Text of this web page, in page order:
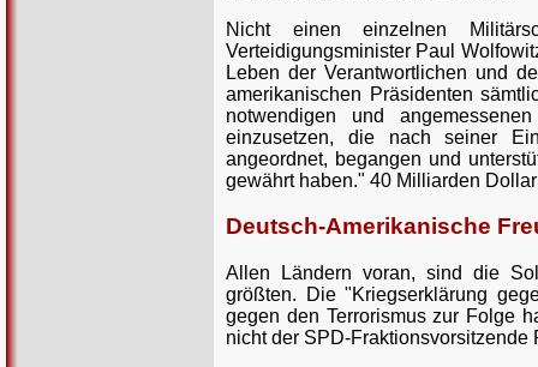
Nicht einen einzelnen
Verteidigungsminister Paul
Leben der Verantwortlichen und
amerikanischen Präsidenten
notwendigen und
einzusetzen, die nach seiner
angeordnet, begangen und
gewährt haben." 40 Milliarden
Deutsch-Amerikanische
Allen Ländern voran, sind die
größten. Die "Kriegserklärung
gegen den Terrorismus zur Folge
nicht der SPD-Fraktionsvorsitzende